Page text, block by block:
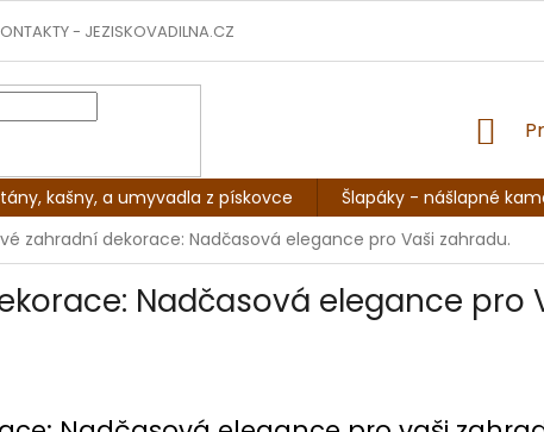
- JEZISKOVADILNA.CZ
kašny, a umyvadla z pískovce Šlapáky - nášlapné
zahradní dekorace: Nadčasová elegance pro Vaši zahradu.
Nadčasová elegance pro